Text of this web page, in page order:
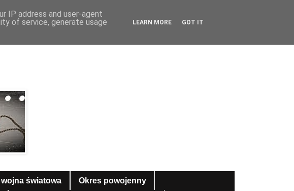
wojna światowa Okres powojenny
IP address and user-agent
of service, generate usage
LEARN MORE GOT IT